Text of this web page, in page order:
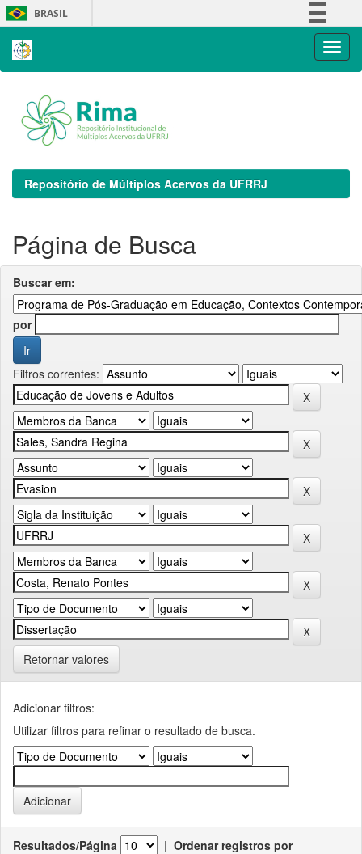
Skip
navigation
BRASIL
Repositório de Múltiplos Acervos da UFRRJ
Página de Busca
Buscar em:
por
Filtros correntes:
Retornar valores
Adicionar filtros:
Utilizar filtros para refinar o resultado de busca.
Resultados/Página | Ordenar registros por